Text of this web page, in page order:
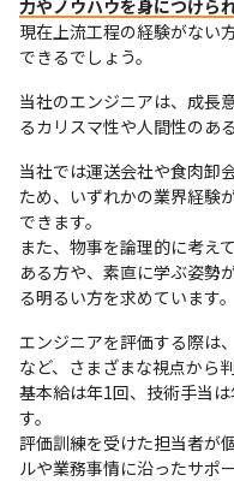
力やノウハウを身につけら
現在上流工程の経験がない
できるでしょう。
当社のエンジニアは、成長
るカリスマ性や人間性のあ
当社では運送会社や食肉卸
ため、いずれかの業界経験
できます。
また、物事を論理的に考え
ある方や、素直に学ぶ姿勢
る明るい方を求めています。
エンジニアを評価する際は
など、さまざまな視点から判
基本給は年1回、技術手当
す。
評価訓練を受けた担当者が
ルや業務事情に沿ったサポ